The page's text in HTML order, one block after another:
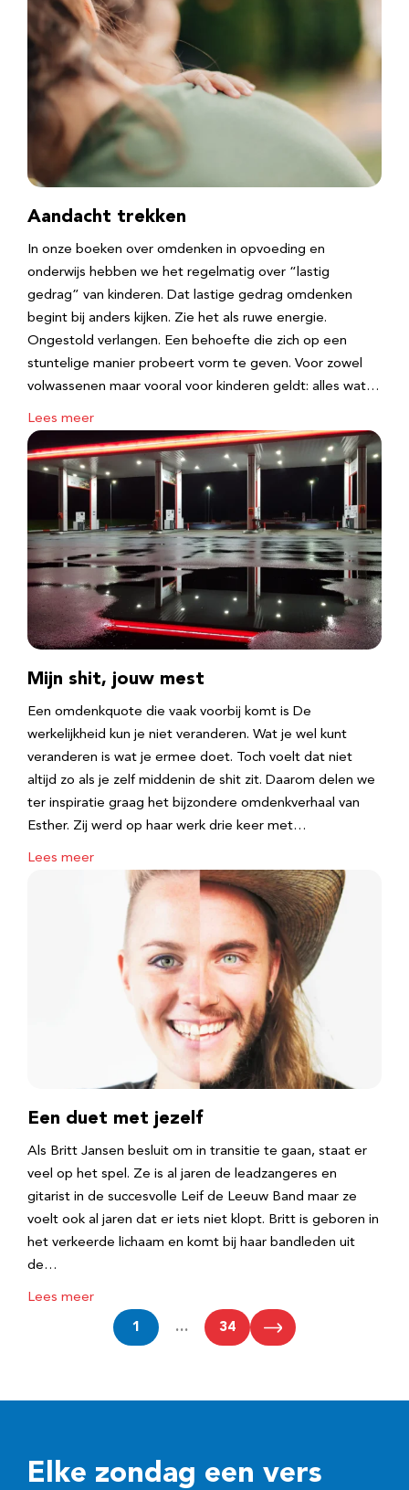
Aandacht trekken
In onze boeken over omdenken in opvoeding en
onderwijs hebben we het regelmatig over “lastig
gedrag” van kinderen. Dat lastige gedrag omdenken
begint bij anders kijken. Zie het als ruwe energie.
Ongestold verlangen. Een behoefte die zich op een
stuntelige manier probeert vorm te geven. Voor zowel
volwassenen maar vooral voor kinderen geldt: alles wat…
Lees meer
Mijn shit, jouw mest
Een omdenkquote die vaak voorbij komt is De
werkelijkheid kun je niet veranderen. Wat je wel kunt
veranderen is wat je ermee doet. Toch voelt dat niet
altijd zo als je zelf middenin de shit zit. Daarom delen we
ter inspiratie graag het bijzondere omdenkverhaal van
Esther. Zij werd op haar werk drie keer met…
Lees meer
Een duet met jezelf
Als Britt Jansen besluit om in transitie te gaan, staat er
veel op het spel. Ze is al jaren de leadzangeres en
gitarist in de succesvolle Leif de Leeuw Band maar ze
voelt ook al jaren dat er iets niet klopt. Britt is geboren in
het verkeerde lichaam en komt bij haar bandleden uit
de…
Lees meer
1 … 34
Elke zondag een vers